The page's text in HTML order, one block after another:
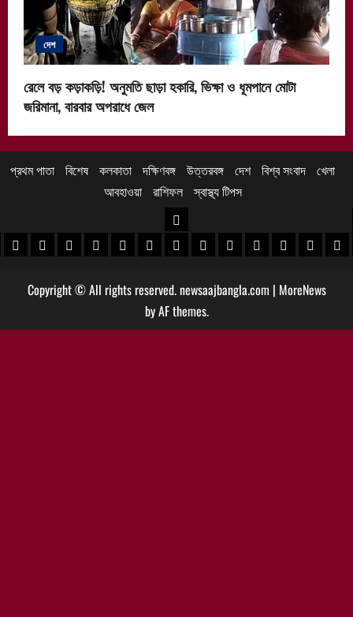
দেশ
রেলে বড় কড়াকড়ি! অনুমতি ছাড়া হকারি, ভিক্ষা ও ধূমপানে মোটা
জরিমানা, বারবার অপরাধে জেল
প্রথম পাতা বিশেষ কলকাতা দক্ষিণবঙ্গ উত্তরবঙ্গ দেশ বিশ্ব সংবাদ খেলা
আবহাওয়া
রাশিফল স্বাস্থ্য টিপস
খবর
খবর
পুরুলিয়া খবর
বাঁকুড়া খবরপশ্চিম বর্ধমান খবর
পূর্ব বর্ধমান খবর
বীরভূম খবরমুর্শিদাবাদ খবর
উত্তরবঙ্গ
কোচবিহার নিউজ
আলিপুরদুয়ার খবর
জলপাইগুড়ি খবর
শিলিগুড়ি খবর
উত্তরদক্ষিণ
Copyright © All rights reserved. newsaajbangla.com | MoreNews
by AF themes.